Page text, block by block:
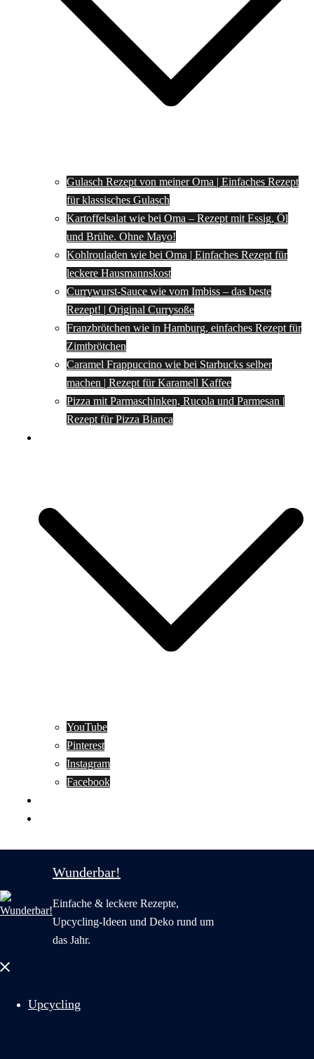
Gulasch Rezept von meiner Oma | Einfaches Rezept
für klassisches Gulasch
Kartoffelsalat wie bei Oma – Rezept mit Essig, Öl
und Brühe. Ohne Mayo!
Kohlrouladen wie bei Oma | Einfaches Rezept für
leckere Hausmannskost
Currywurst-Sauce wie vom Imbiss – das beste
Rezept! | Original Currysoße
Franzbrötchen wie in Hamburg, einfaches Rezept für
Zimtbrötchen
Caramel Frappuccino wie bei Starbucks selber
machen | Rezept für Karamell Kaffee
Pizza mit Parmaschinken, Rucola und Parmesan |
Rezept für Pizza Bianca
YouTube
Pinterest
Instagram
Facebook
Wunderbar!
Einfache & leckere Rezepte,
Upcycling-Ideen und Deko rund um
das Jahr.
Menü
Upcycling